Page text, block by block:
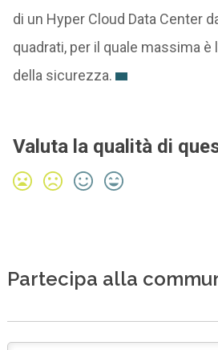
di un Hyper Cloud Data Center
quadrati, per il quale massima è
della sicurezza.
Valuta la qualità di
Partecipa alla